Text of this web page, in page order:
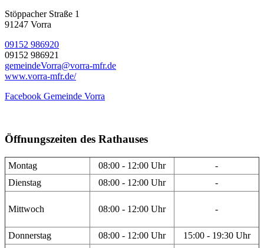
Stöppacher Straße 1
91247 Vorra
09152 986920
09152 986921
gemeindeVorra@vorra-mfr.de
www.vorra-mfr.de/
Facebook Gemeinde Vorra
Öffnungszeiten des Rathauses
Montag 08:00 - 12:00 Uhr
-
Dienstag
08:00 - 12:00 Uhr -
Mittwoch 08:00 - 12:00 Uhr -
Donnerstag 08:00 - 12:00 Uhr
15:00 - 19:30 Uhr